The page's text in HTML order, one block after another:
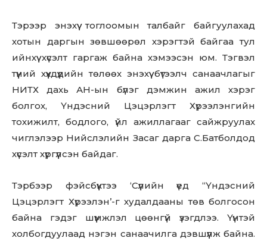
Тэрээр энэхүү тоглоомын талбайг байгуулахад
хотын даргын зөвшөөрөл хэрэгтэй байгаа тул
ийнхүү хүсэлт гаргаж байна хэмээсэн юм. Тэгвэл
түүний хүүхдүүдийн төлөөх энэхүү бүтээлч санаачлагыг
НИТХ дахь АН-ын бүлэг дэмжин ажил хэрэг
болгох, Үндэсний Цэцэрлэгт Хүрээлэнгийн
тохижилт, бодлого, үйл ажиллагааг сайжруулах
чиглэлээр Нийслэлийн Засаг дарга С.Батболдод
хүсэлт хүргүүлсэн байдаг.
Тэрбээр фэйсбүүктээ ‘Сүүлийн үед “Үндэсний
Цэцэрлэгт Хүрээлэн’-г худалдааны төв болгосон
байна гэдэг шүүмжлэл цөөнгүй үзэгдлээ. Үүнтэй
холбогдуулаад нэгэн санаачилга дэвшүүлж байна.